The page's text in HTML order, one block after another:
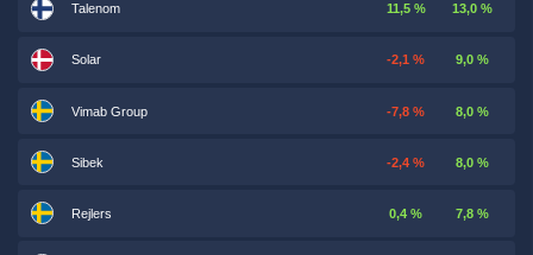
Talenom 11,5 % 13,0 %
Solar -2,1 % 9,0 %
Vimab Group -7,8 % 8,0 %
Sibek -2,4 % 8,0 %
Rejlers 0,4 % 7,8 %